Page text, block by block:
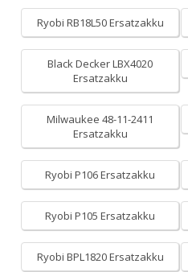
Ryobi RB18L50 Ersatzakku
Black Decker LBX4020
Ersatzakku
Milwaukee 48-11-2411
Ersatzakku
Ryobi P106 Ersatzakku
Ryobi P105 Ersatzakku
Ryobi BPL1820 Ersatzakku